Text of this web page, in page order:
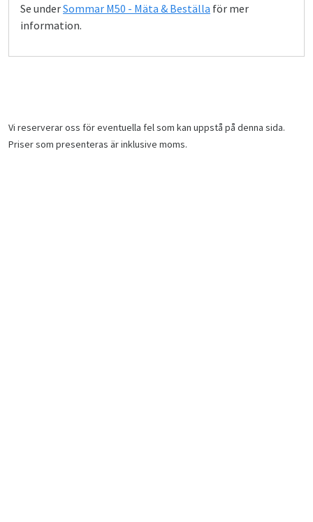
Se underSommar M50 - Mäta & Beställa för mer
information.
Vi reserverar oss för eventuella fel som kan uppstå på denna sida.
Priser som presenteras är inklusive moms.